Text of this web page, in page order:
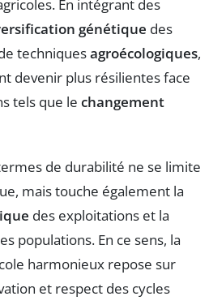
En intégrant des
génétique des
techniquesagroécologiques,
devenir plus résilientes face
tels que le changement
de durabilité ne se limite
mais touche également la
des exploitations et la
populations. En ce sens, la
harmonieux repose sur
et respect des cycles